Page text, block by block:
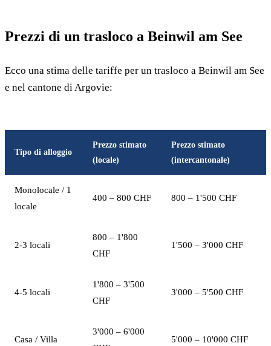
Prezzi di un trasloco a Beinwil am See
Ecco una stima delle tariffe per un trasloco a Beinwil am See
e nel cantone di Argovie:
Tipo di alloggio
Prezzo stimato
(locale)
Prezzo stimato
(intercantonale)
Monolocale / 1
locale
400 – 800 CHF 800 – 1'500 CHF
2-3 locali
800 – 1'800
CHF
1'500 – 3'000 CHF
4-5 locali
1'800 – 3'500
CHF
3'000 – 5'500 CHF
Casa / Villa
3'000 – 6'000
5'000 – 10'000 CHF